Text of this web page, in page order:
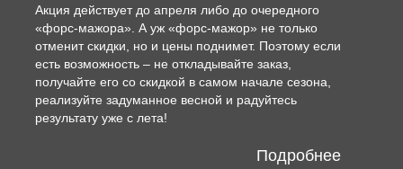
Акция действует до апреля либо до очередного
«форс-мажора». А уж «форс-мажор» не только
отменит скидки, но и цены поднимет. Поэтому если
есть возможность – не откладывайте заказ,
получайте его со скидкой в самом начале сезона,
реализуйте задуманное весной и радуйтесь
результату уже с лета!
Подробнее